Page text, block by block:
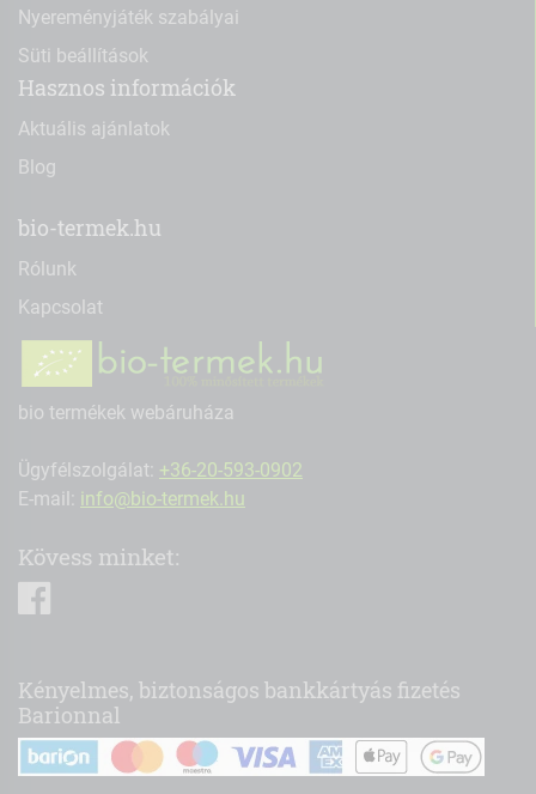
Nyereményjáték szabályai
Süti beállítások
Hasznos információk
Aktuális ajánlatok
Blog
bio-termek.hu
Rólunk
Kapcsolat
bio termékek webáruháza
Ügyfélszolgálat: +36-20-593-0902
E-mail: info@bio-termek.hu
Kövess minket:
Kényelmes, biztonságos bankkártyás fizetés
Barionnal